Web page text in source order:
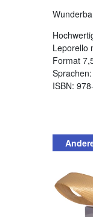
Leporello
Format
ISBN: